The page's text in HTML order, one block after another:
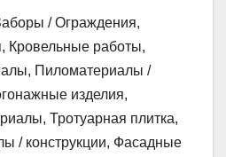
/ Ограждения,
Кровельные работы,
Пиломатериалы /
изделия,
Тротуарная плитка,
/ конструкции, Фасадные